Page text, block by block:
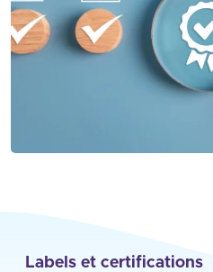
Labels et certifications